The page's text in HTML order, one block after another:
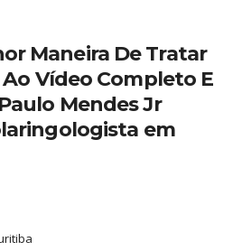
Maneira De Tratar
Vídeo Completo E
Mendes Jr
em